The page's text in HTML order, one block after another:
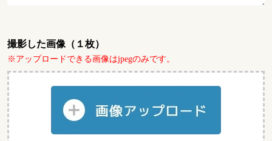
撮影した画像（１枚）
※アップロードできる画像はjpegのみです。